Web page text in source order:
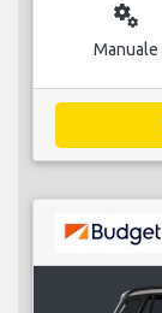
miscellaneous_services
Manuale